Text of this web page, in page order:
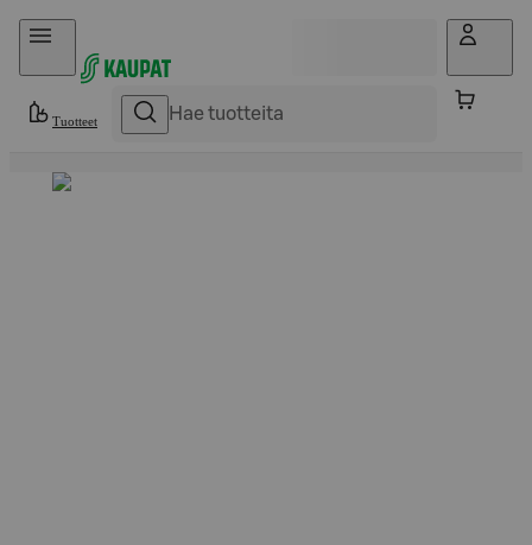
Hyppää sisältöön
Tuotteet